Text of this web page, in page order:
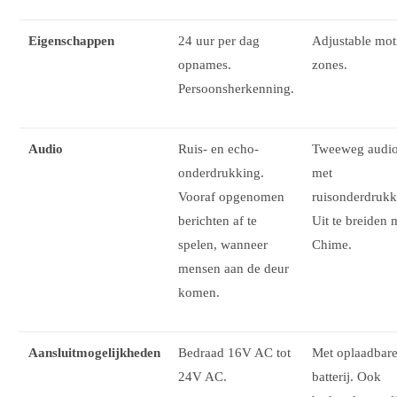
Eigenschappen
24 uur per dag
opnames.
Persoonsherkenning.
Adjustable
zones.
Audio
Ruis- en echo-
onderdrukking.
Vooraf opgenomen
berichten af te
spelen, wanneer
mensen aan de deur
komen.
Tweeweg
met
Uit te breiden
Chime.
Aansluitmogelijkheden
Bedraad 16V AC tot
24V AC.
Met
batterij. Ook